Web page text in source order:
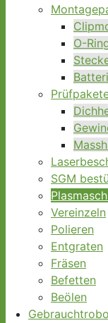
O-
SGM
Vereinzeln
Polieren
Entgraten
Fräsen
Befetten
Beölen